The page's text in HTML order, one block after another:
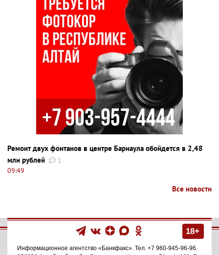
Ремонт двух фонтанов в центре Барнаула обойдется в 2,48
млн рублей
1
09:49
Все новости
18+
Информационное агентство «Банкфакс» . Тел. +7 960-945-96-96